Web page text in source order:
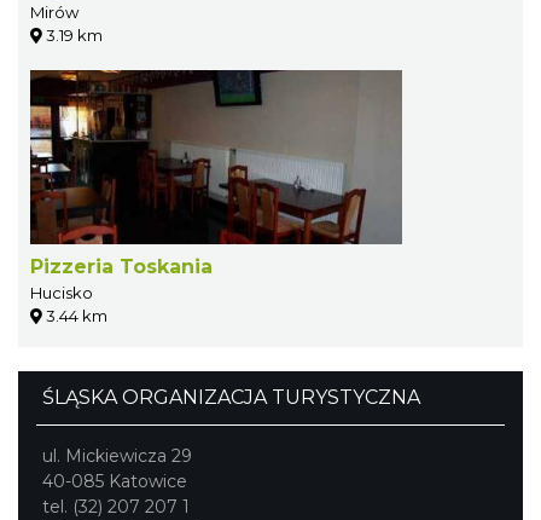
Mirów
3.19 km
Pizzeria Toskania
Hucisko
3.44 km
ŚLĄSKA ORGANIZACJA TURYSTYCZNA
ul. Mickiewicza 29
40-085 Katowice
tel. (32) 207 207 1